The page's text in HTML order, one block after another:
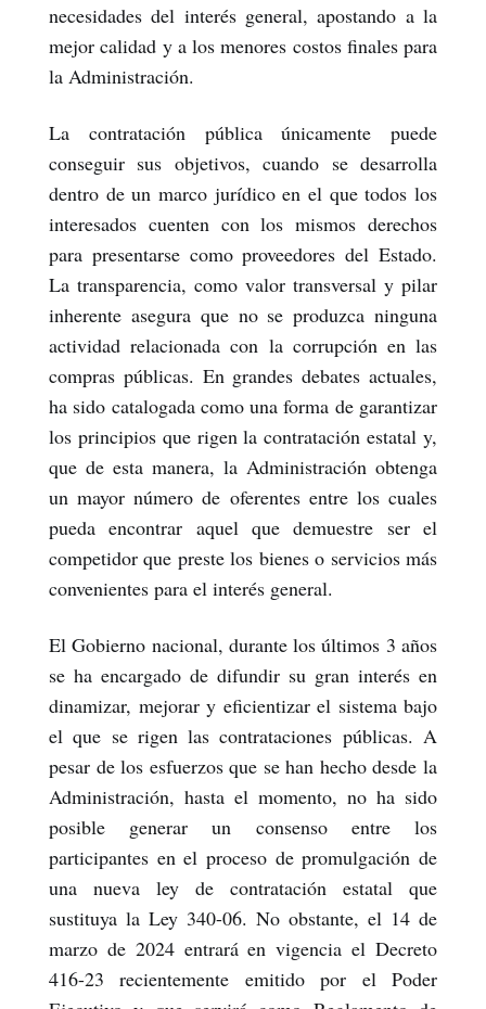
necesidades del interés general, apostando a la
mejor calidad y a los menores costos finales para
la Administración.
La contratación pública únicamente puede
conseguir sus objetivos, cuando se desarrolla
dentro de un marco jurídico en el que todos los
interesados cuenten con los mismos derechos
para presentarse como proveedores del Estado.
La transparencia, como valor transversal y pilar
inherente asegura que no se produzca ninguna
actividad relacionada con la corrupción en las
compras públicas. En grandes debates actuales,
ha sido catalogada como una forma de garantizar
los principios que rigen la contratación estatal y,
que de esta manera, la Administración obtenga
un mayor número de oferentes entre los cuales
pueda encontrar aquel que demuestre ser el
competidor que preste los bienes o servicios más
convenientes para el interés general.
El Gobierno nacional, durante los últimos 3 años
se ha encargado de difundir su gran interés en
dinamizar, mejorar y eficientizar el sistema bajo
el que se rigen las contrataciones públicas. A
pesar de los esfuerzos que se han hecho desde la
Administración, hasta el momento, no ha sido
posible generar un consenso entre los
participantes en el proceso de promulgación de
una nueva ley de contratación estatal que
sustituya la Ley 340-06. No obstante, el 14 de
marzo de 2024 entrará en vigencia el Decreto
416-23 recientemente emitido por el Poder